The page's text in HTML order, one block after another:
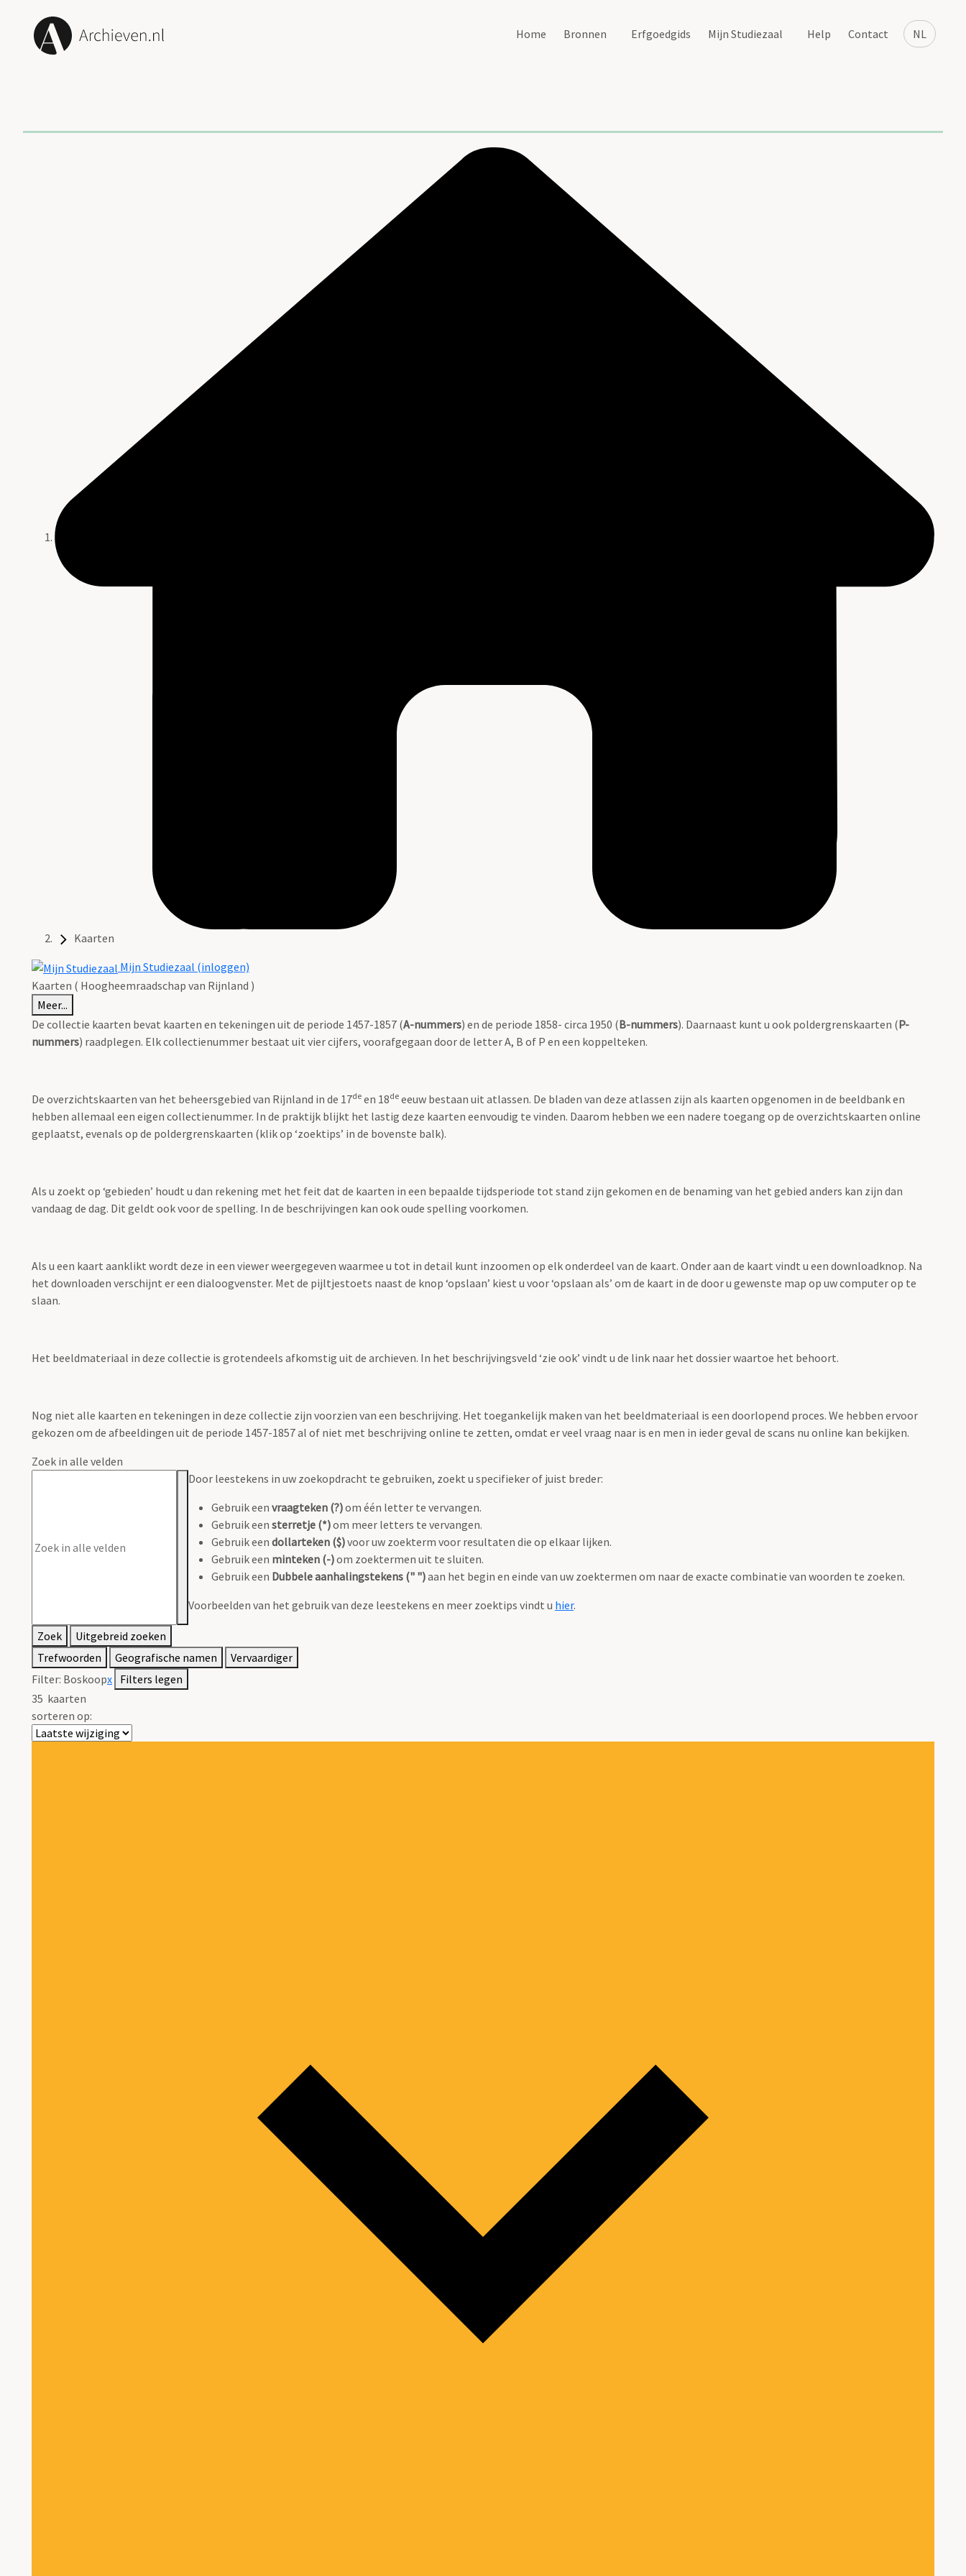
NL
Home Bronnen Erfgoedgids Mijn Studiezaal Help Contact
Kaarten
Mijn Studiezaal (inloggen)
Kaarten ( Hoogheemraadschap van Rijnland )
Meer...
De collectie kaarten bevat kaarten en tekeningen uit de periode 1457-1857 (A-nummers) en de periode 1858- circa 1950 (B-nummers). Daarnaast kunt u ook poldergrenskaarten (P-
nummers) raadplegen. Elk collectienummer bestaat uit vier cijfers, voorafgegaan door de letter A, B of P en een koppelteken.
De overzichtskaarten van het beheersgebied van Rijnland in de 17de en 18de eeuw bestaan uit atlassen. De bladen van deze atlassen zijn als kaarten opgenomen in de beeldbank en
hebben allemaal een eigen collectienummer. In de praktijk blijkt het lastig deze kaarten eenvoudig te vinden. Daarom hebben we een nadere toegang op de overzichtskaarten online
geplaatst, evenals op de poldergrenskaarten (klik op ‘zoektips’ in de bovenste balk).
Als u zoekt op ‘gebieden’ houdt u dan rekening met het feit dat de kaarten in een bepaalde tijdsperiode tot stand zijn gekomen en de benaming van het gebied anders kan zijn dan
vandaag de dag. Dit geldt ook voor de spelling. In de beschrijvingen kan ook oude spelling voorkomen.
Als u een kaart aanklikt wordt deze in een viewer weergegeven waarmee u tot in detail kunt inzoomen op elk onderdeel van de kaart. Onder aan de kaart vindt u een downloadknop. Na
het downloaden verschijnt er een dialoogvenster. Met de pijltjestoets naast de knop ‘opslaan’ kiest u voor ‘opslaan als’ om de kaart in de door u gewenste map op uw computer op te
slaan.
Het beeldmateriaal in deze collectie is grotendeels afkomstig uit de archieven. In het beschrijvingsveld ‘zie ook’ vindt u de link naar het dossier waartoe het behoort.
Nog niet alle kaarten en tekeningen in deze collectie zijn voorzien van een beschrijving. Het toegankelijk maken van het beeldmateriaal is een doorlopend proces. We hebben ervoor
gekozen om de afbeeldingen uit de periode 1457-1857 al of niet met beschrijving online te zetten, omdat er veel vraag naar is en men in ieder geval de scans nu online kan bekijken.
Zoek in alle velden
Door leestekens in uw zoekopdracht te gebruiken, zoekt u specifieker of juist breder:
Gebruik een vraagteken (?)om één letter te vervangen.
Gebruik een sterretje (*)om meer letters te vervangen.
Gebruik een dollarteken ($)voor uw zoekterm voor resultaten die op elkaar lijken.
Gebruik een minteken (-)om zoektermen uit te sluiten.
Gebruik een Dubbele aanhalingstekens (" ")aan het begin en einde van uw zoektermen om naar de exacte combinatie van woorden te zoeken.
Voorbeelden van het gebruik van deze leestekens en meer zoektips vindt u hier.
Zoek
Uitgebreid zoeken
Trefwoorden
Geografische namen
Vervaardiger
Filter: Boskoopx Filters legen
35 kaarten
sorteren op: